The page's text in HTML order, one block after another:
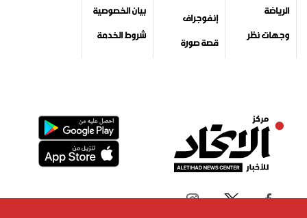
الرياضة
وجهات نظر
إنفوجراف
قصة صورة
بيان الخصوصية
شروط الخدمة